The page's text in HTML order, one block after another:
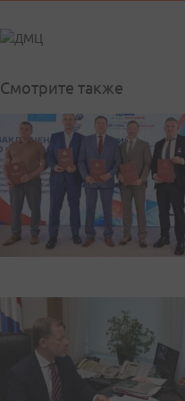
Смотрите также